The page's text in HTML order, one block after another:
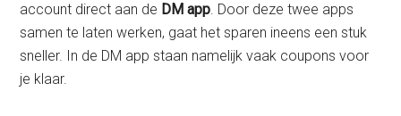
account direct aan de DM app. Door deze twee apps
samen te laten werken, gaat het sparen ineens een stuk
sneller. In de DM app staan namelijk vaak coupons voor
je klaar.